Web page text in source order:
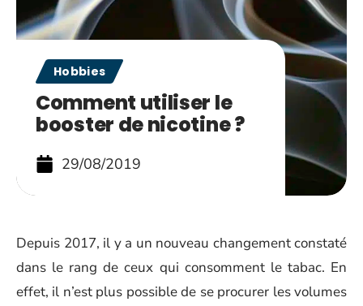
Hobbies
Comment utiliser le
booster de nicotine ?
29/08/2019
Depuis 2017, il y a un nouveau changement constaté
dans le rang de ceux qui consomment le tabac. En
effet, il n’est plus possible de se procurer les volumes